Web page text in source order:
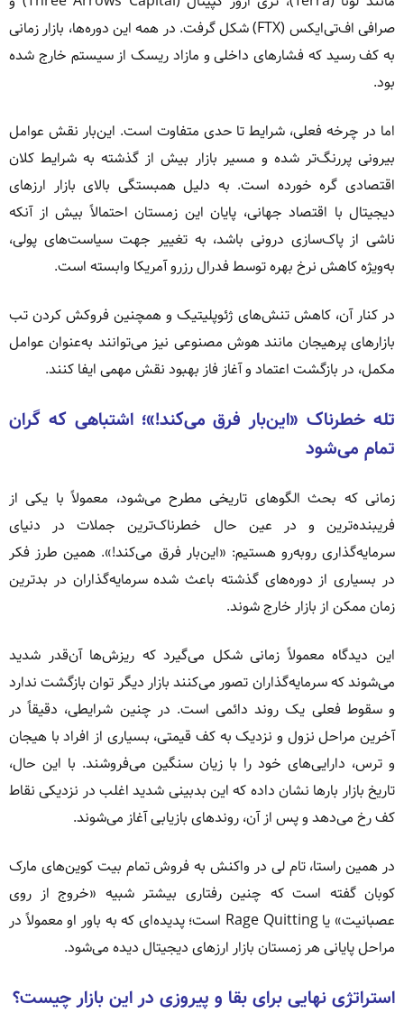
صرافی اف‌تی‌ایکس (FTX) شکل گرفت. در همه این دوره‌ها، بازار زمانی
به کف رسید که فشارهای داخلی و مازاد ریسک از سیستم خارج شده
بود.
اما در چرخه فعلی، شرایط تا حدی متفاوت است. این‌بار نقش عوامل
بیرونی پررنگ‌تر شده و مسیر بازار بیش از گذشته به شرایط کلان
اقتصادی گره خورده است. به دلیل همبستگی بالای بازار ارزهای
دیجیتال با اقتصاد جهانی، پایان این زمستان احتمالاً بیش از آنکه
ناشی از پاک‌سازی درونی باشد، به تغییر جهت سیاست‌های پولی،
به‌ویژه کاهش نرخ بهره توسط فدرال رزرو آمریکا وابسته است.
در کنار آن، کاهش تنش‌های ژئوپلیتیک و همچنین فروکش کردن تب
بازارهای پرهیجان مانند هوش مصنوعی نیز می‌توانند به‌عنوان عوامل
مکمل، در بازگشت اعتماد و آغاز فاز بهبود نقش مهمی ایفا کنند.
تله خطرناک «این‌بار فرق می‌کند!»؛ اشتباهی که گران
تمام می‌شود
زمانی که بحث الگوهای تاریخی مطرح می‌شود، معمولاً با یکی از
فریبنده‌ترین و در عین حال خطرناک‌ترین جملات در دنیای
سرمایه‌گذاری روبه‌رو هستیم: «این‌بار فرق می‌کند!». همین طرز فکر
در بسیاری از دوره‌های گذشته باعث شده سرمایه‌گذاران در بدترین
زمان ممکن از بازار خارج شوند.
این دیدگاه معمولاً زمانی شکل می‌گیرد که ریزش‌ها آن‌قدر شدید
می‌شوند که سرمایه‌گذاران تصور می‌کنند بازار دیگر توان بازگشت ندارد
و سقوط فعلی یک روند دائمی است. در چنین شرایطی، دقیقاً در
آخرین مراحل نزول و نزدیک به کف قیمتی، بسیاری از افراد با هیجان
و ترس، دارایی‌های خود را با زیان سنگین می‌فروشند. با این حال،
تاریخ بازار بارها نشان داده که این بدبینی شدید اغلب در نزدیکی نقاط
کف رخ می‌دهد و پس از آن، روندهای بازیابی آغاز می‌شوند.
در همین راستا، تام لی در واکنش به فروش تمام بیت کوین‌های مارک
کوبان گفته است که چنین رفتاری بیشتر شبیه «خروج از روی
عصبانیت» یا Rage Quitting است؛ پدیده‌ای که به باور او معمولاً در
مراحل پایانی هر زمستان بازار ارزهای دیجیتال دیده می‌شود.
استراتژی نهایی برای بقا و پیروزی در این بازار چیست؟